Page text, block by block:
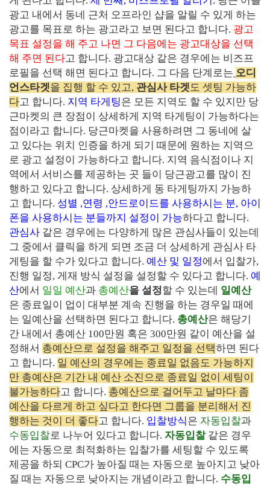
광고 내에서 동네 근처 오프라인 샵을 알릴 수 있게 하는
광고를 목표로 하는 광고라고 보면 된다고 합니다. 광고
목표 설정을 해 주고 나면 그 다음에는 광고대상을 선택
해 주면 된다고 합니다. 광고대상 같은 경우에는 비즈프
로필을 선택 해면 된다고 합니다. 그 다음 단계로는 오디
언스타겟을 집행 할 수 있고, 관심사 타겟도 셋팅 가능하
다고 합니다. 지역 타게팅은 모든 지역도 할 수 있지만 당
근마켓의 큰 장점이 상세하게 지역 타게팅이 가능하다는
점이라고 합니다. 당근마켓을 사용하려면 그 동네에 살
고 있다는 위치 인증을 하게 되기 때문에 원하는 지역으
로 광고 설정이 가능하다고 합니다. 지역 음식점이나 지
역에서 서비스를 제공하는 곳 들이 당근광고를 많이 진
행하고 있다고 합니다. 상세하게 동 타게팅까지 가능하
고 합니다. 성별 ,연령 ,안드로이드를 사용하시는 분, 아이
폰을 사용하시는 분들까지 설정이 가능하다고 합니다.
관심사 같은 경우에는 다양하게 많은 관심사들이 있는데
그 중에서 클릭을 하게 되면 조금 더 상세하게 관심사 타
게팅을 할 수가 있다고 합니다. 예산 및 일정에서 입찰가,
진행 일정, 게재 방식 설정을 설정할 수 있다고 합니다. 예
산에서 일일 예산과 총예산을 설정할 수 있는데 일예산
은 종료일이 업이 대부분 계속 진행을 하는 경우일 때에
는 일예산을 선택하면 된다고 합니다. 총예산은 해당기
간 내에서 총예산 100만원 혹은 300만원 같이 예산을 설
정해서 총예산으로 설정을 해주고 일정을 선택하면 된다
고 합니다. 일 예산의 경우에는 종료일 없음도 가능하지
만 총예산은 기간 내 예산 소진으로 종료일 없이 세팅이
불가능하다고 합니다. 총예산으로 걸어두고 날마다 좀
예산을 다르게 하고 싶다고 한다면 그룹을 분리해서 진
행하는 것이 더 좋다고 합니다. 입찰방식은 자동입찰과
수동입찰로 나누어 있다고 합니다. 자동입찰 같은 경우
에는 자동으로 최적화하는 입찰가를 세팅할 수 있도록
제공을 하되 CPC가 높아질 때는 자동으로 높아지고 낮아
질 때는 자동으로 낮아지는 개념이라고 합니다. 수동입